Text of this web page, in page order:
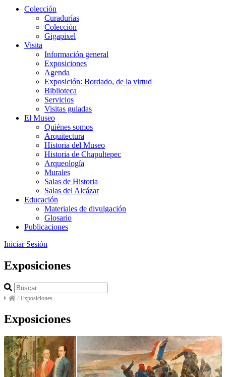
Colección
Curadurías
Colección
Gigapixel
Visita
Información general
Exposiciones
Agenda
Exposición: Bordado, de la virtud
Biblioteca
Servicios
Visitas guiadas
El Museo
Quiénes somos
Arquitectura
Historia del Museo
Historia de Chapultepec
Arqueología
Murales
Salas de Historia
Salas del Alcázar
Educación
Materiales de divulgación
Glosario
Publicaciones
Iniciar Sesión
Exposiciones
/ Exposiciones
Exposiciones